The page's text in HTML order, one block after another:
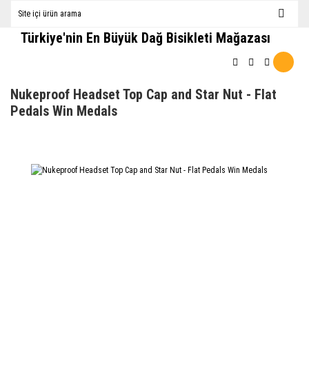
Türkiye'nin En Büyük Dağ Bisikleti Mağazası
Nukeproof Headset Top Cap and Star Nut - Flat
Pedals Win Medals